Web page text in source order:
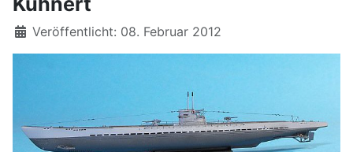
Details
Veröffentlicht: 08. Februar 2012